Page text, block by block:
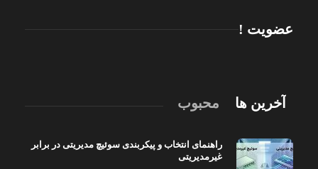
عضویت !
آخرین ها محبوب
راهنمای انتخاب و پیکربندی سوئیچ مدیریتی در برابر
غیرمدیریتی